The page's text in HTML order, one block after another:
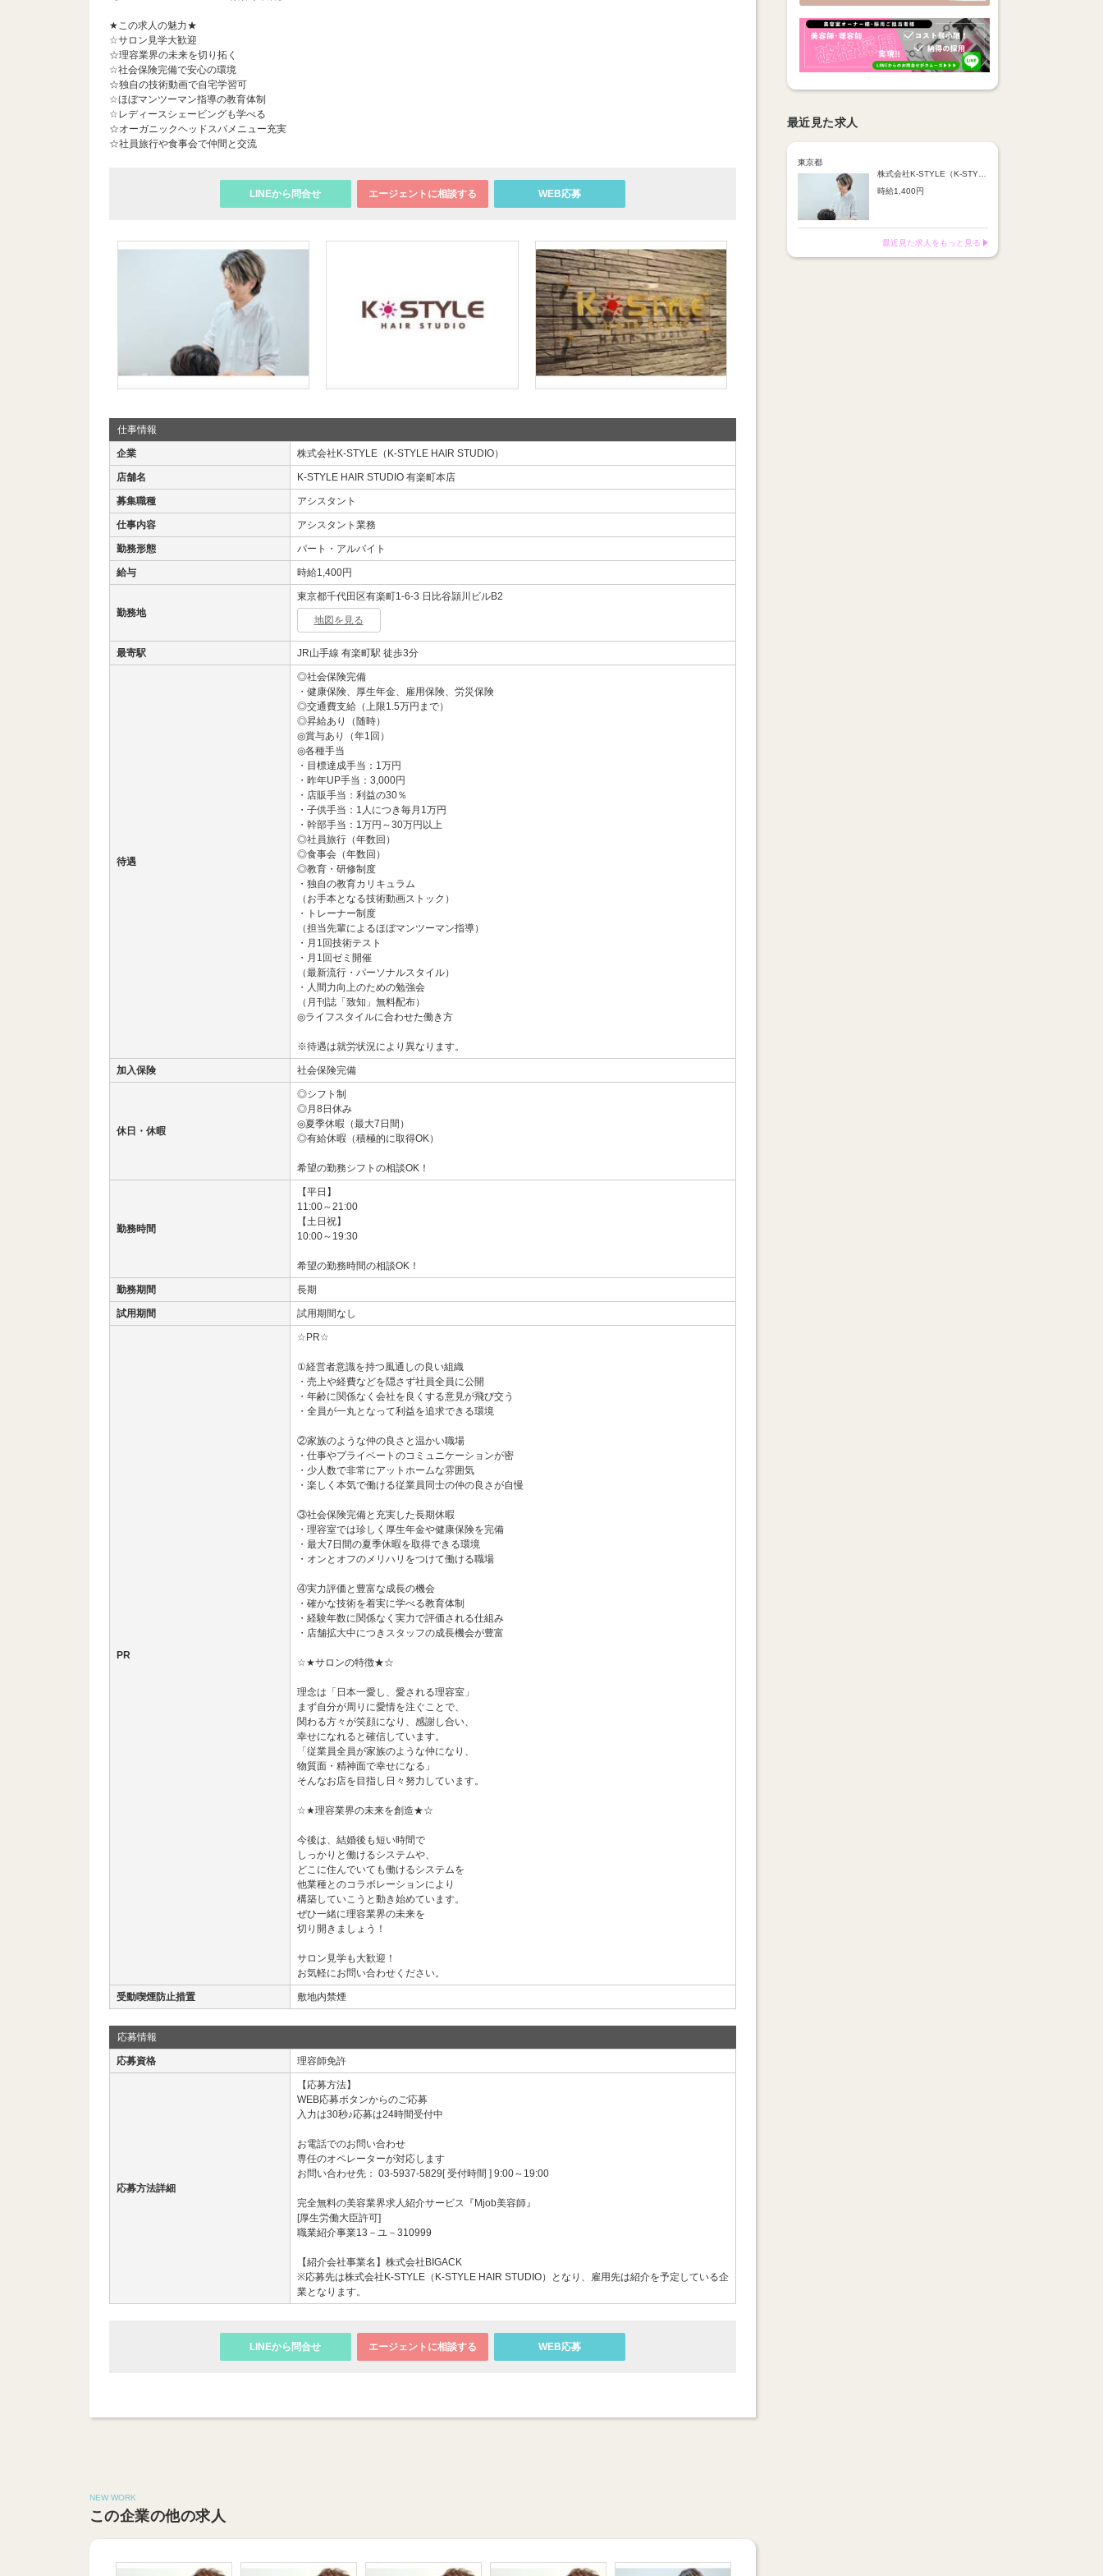
★この求人の魅力★
☆サロン見学大歓迎
☆理容業界の未来を切り拓く
☆社会保険完備で安心の環境
☆独自の技術動画で自宅学習可
☆ほぼマンツーマン指導の教育体制
☆レディースシェービングも学べる
☆オーガニックヘッドスパメニュー充実
☆社員旅行や食事会で仲間と交流
LINEから問合せ エージェントに相談する WEB応募
仕事情報
企業 株式会社K-STYLE（K-STYLE HAIR STUDIO）
店舗名 K-STYLE HAIR STUDIO 有楽町本店
募集職種 アシスタント
仕事内容 アシスタント業務
勤務形態 パート・アルバイト
給与 時給1,400円
勤務地
東京都千代田区有楽町1-6-3 日比谷頴川ビルB2
地図を見る
最寄駅 JR山手線 有楽町駅 徒歩3分
待遇
◎社会保険完備
・健康保険、厚生年金、雇用保険、労災保険
◎交通費支給（上限1.5万円まで）
◎昇給あり（随時）
◎賞与あり（年1回）
◎各種手当
・目標達成手当：1万円
・昨年UP手当：3,000円
・店販手当：利益の30％
・子供手当：1人につき毎月1万円
・幹部手当：1万円～30万円以上
◎社員旅行（年数回）
◎食事会（年数回）
◎教育・研修制度
・独自の教育カリキュラム
（お手本となる技術動画ストック）
・トレーナー制度
（担当先輩によるほぼマンツーマン指導）
・月1回技術テスト
・月1回ゼミ開催
（最新流行・パーソナルスタイル）
・人間力向上のための勉強会
（月刊誌「致知」無料配布）
◎ライフスタイルに合わせた働き方
※待遇は就労状況により異なります。
加入保険 社会保険完備
休日・休暇
◎シフト制
◎月8日休み
◎夏季休暇（最大7日間）
◎有給休暇（積極的に取得OK）
希望の勤務シフトの相談OK！
勤務時間
【平日】
11:00～21:00
【土日祝】
10:00～19:30
希望の勤務時間の相談OK！
勤務期間 長期
試用期間 試用期間なし
PR
☆PR☆
①経営者意識を持つ風通しの良い組織
・売上や経費などを隠さず社員全員に公開
・年齢に関係なく会社を良くする意見が飛び交う
・全員が一丸となって利益を追求できる環境
②家族のような仲の良さと温かい職場
・仕事やプライベートのコミュニケーションが密
・少人数で非常にアットホームな雰囲気
・楽しく本気で働ける従業員同士の仲の良さが自慢
③社会保険完備と充実した長期休暇
・理容室では珍しく厚生年金や健康保険を完備
・最大7日間の夏季休暇を取得できる環境
・オンとオフのメリハリをつけて働ける職場
④実力評価と豊富な成長の機会
・確かな技術を着実に学べる教育体制
・経験年数に関係なく実力で評価される仕組み
・店舗拡大中につきスタッフの成長機会が豊富
☆★サロンの特徴★☆
理念は「日本一愛し、愛される理容室」
まず自分が周りに愛情を注ぐことで、
関わる方々が笑顔になり、感謝し合い、
幸せになれると確信しています。
「従業員全員が家族のような仲になり、
物質面・精神面で幸せになる」
そんなお店を目指し日々努力しています。
☆★理容業界の未来を創造★☆
今後は、結婚後も短い時間で
しっかりと働けるシステムや、
どこに住んでいても働けるシステムを
他業種とのコラボレーションにより
構築していこうと動き始めています。
ぜひ一緒に理容業界の未来を
切り開きましょう！
サロン見学も大歓迎！
お気軽にお問い合わせください。
受動喫煙防止措置 敷地内禁煙
応募情報
応募資格 理容師免許
応募方法詳細
【応募方法】
WEB応募ボタンからのご応募
入力は30秒♪応募は24時間受付中
お電話でのお問い合わせ
専任のオペレーターが対応します
お問い合わせ先： 03-5937-5829[ 受付時間 ] 9:00～19:00
完全無料の美容業界求人紹介サービス『Mjob美容師』
[厚生労働大臣許可]
職業紹介事業13－ユ－310999
【紹介会社事業名】株式会社BIGACK
※応募先は株式会社K-STYLE（K-STYLE HAIR STUDIO）となり、雇用先は紹介を予定している企
業となります。
LINEから問合せ エージェントに相談する WEB応募
NEW WORK
この企業の他の求人
最近見た求人
東京都
株式会社K-STYLE（K-STYLE HAIR STUDIO）
時給1,400円
最近見た求人をもっと見る